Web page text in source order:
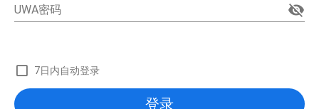
UWA密码 visibility_off
7日内自动登录
登录